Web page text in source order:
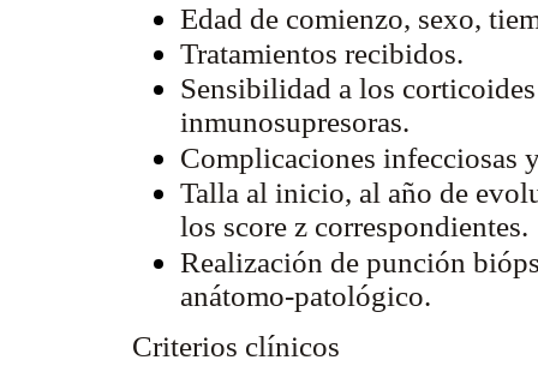
Edad de comienzo, sexo,
Tratamientos recibidos.
Sensibilidad a los
inmunosupresoras.
Complicaciones infecciosas
Talla al inicio, al año de
los score z correspondientes.
Realización de punción
anátomo-patológico.
Criterios clínicos